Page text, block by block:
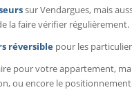
sur Vendargues, mais
la faire vérifier régulièrement.
réversible pour les
pour votre appartement,
ou encore le